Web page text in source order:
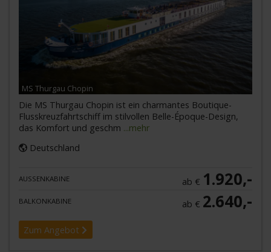
MS Thurgau Chopin
Die MS Thurgau Chopin ist ein charmantes Boutique-
Flusskreuzfahrtschiff im stilvollen Belle-Époque-Design,
das Komfort und geschm ...mehr
Deutschland
AUSSENKABINE ab € 1.920,-
BALKONKABINE ab € 2.640,-
Zum Angebot